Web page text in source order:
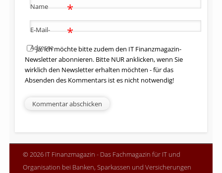
Name *
E-Mail-
Adresse
*
Ja, ich möchte bitte zudem den IT Finanzmagazin-
Newsletter abonnieren. Bitte NUR anklicken, wenn Sie
wirklich den Newsletter erhalten möchten - für das
Absenden des Kommentars ist es nicht notwendig!
© 2026 IT Finanzmagazin - Das Fachmagazin für IT und
Organisation bei Banken, Sparkassen und Versicherungen